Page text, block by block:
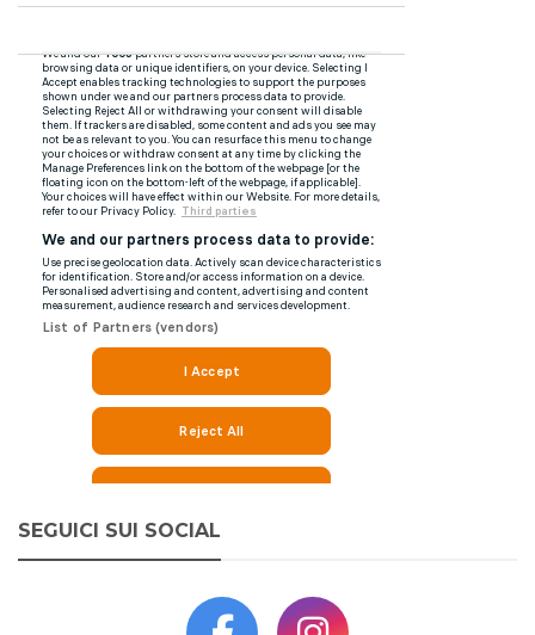
SEGUICI SUI SOCIAL